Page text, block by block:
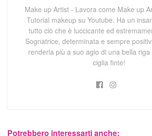
Make up Artist - Lavora come Make up
Tutorial makeup su Youtube. Ha un
tutto ciò che è luccicante ed
Sognatrice, determinata e sempre
renderla più a suo agio di una bella
ciglia finte!
Potrebbero interessarti anche: